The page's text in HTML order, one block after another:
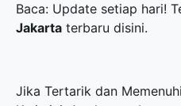
Baca: Update setiap hari!
Jakarta terbaru disini.
Jika Tertarik dan